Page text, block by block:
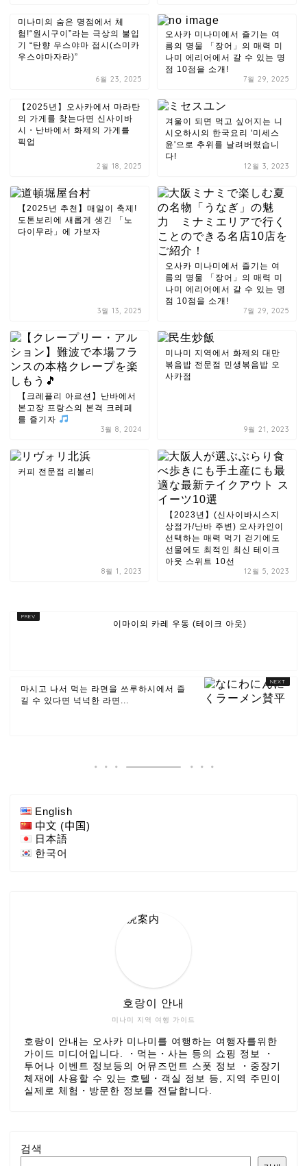
미나미의 숨은 명점에서 체
험!“원시구이”라는 극상의 불입
기 “탄향 우스야마 접시(스미카
우스야마자라)”
6월 23, 2025
오사카 미나미에서 즐기는 여
름의 명물 「장어」의 매력 미
나미 에리어에서 갈 수 있는 명
점 10점을 소개!
7월 29, 2025
【2025년】오사카에서 마라탄
의 가게를 찾는다면 신사이바
시・난바에서 화제의 가게를
픽업
2월 18, 2025
겨울이 되면 먹고 싶어지는 니
시오하시의 한국요리 '미세스
윤'으로 추위를 날려버렸습니
다!
12월 3, 2023
【2025년 추천】매일이 축제!
도톤보리에 새롭게 생긴 「노
다이무라」에 가보자
3월 13, 2025
오사카 미나미에서 즐기는 여
름의 명물 「장어」의 매력 미
나미 에리어에서 갈 수 있는 명
점 10점을 소개!
7월 29, 2025
【크레플리 아르션】난바에서
본고장 프랑스의 본격 크레페
를 즐기자
3월 8, 2024
미나미 지역에서 화제의 대만
볶음밥 전문점 민생볶음밥 오
사카점
9월 21, 2023
커피 전문점 리볼리
8월 1, 2023
【2023년】(신사이바시스지
상점가/난바 주변) 오사카인이
선택하는 매력 먹기 걷기에도
선물에도 최적인 최신 테이크
아웃 스위트 10선
12월 5, 2023
이마이의 카레 우동 (테이크 아웃)
마시고 나서 먹는 라면을 쓰루하시에서 즐
길 수 있다면 넉넉한 라면...
English
中文 (中国)
日本語
한국어
미나미 지역 여행 가이드
호랑이 안내
호랑이 안내는 오사카 미나미를 여행하는 여행자를위한
가이드 미디어입니다. ・먹는・사는 등의 쇼핑 정보 ・
투어나 이벤트 정보등의 어뮤즈먼트 스폿 정보 ・중장기
체재에 사용할 수 있는 호텔・객실 정보 등, 지역 주민이
실제로 체험・방문한 정보를 전달합니다.
검색